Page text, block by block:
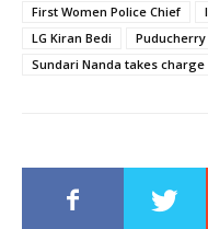
First Women Police Chief
LG Kiran Bedi
Sundari Nanda takes charge